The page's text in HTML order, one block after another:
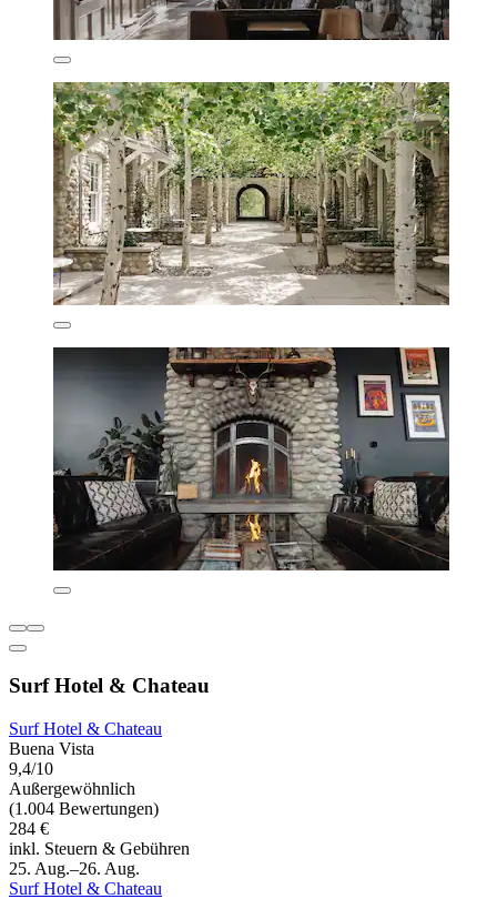
Surf Hotel & Chateau
Surf Hotel & Chateau
Buena Vista
9,4/10
Außergewöhnlich
(1.004 Bewertungen)
284 €
inkl. Steuern & Gebühren
25. Aug.–26. Aug.
Surf Hotel & Chateau